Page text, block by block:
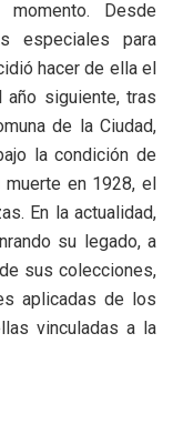
Desde
especiales para
hacer de ella el
año siguiente, tras
de la Ciudad,
la condición de
en 1928, el
En la actualidad,
su legado, a
sus colecciones,
aplicadas de los
vinculadas a la